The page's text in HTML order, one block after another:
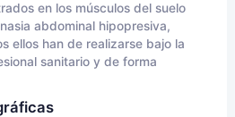
en los músculos del suelo
abdominal hipopresiva,
ellos han de realizarse bajo la
sanitario y de forma